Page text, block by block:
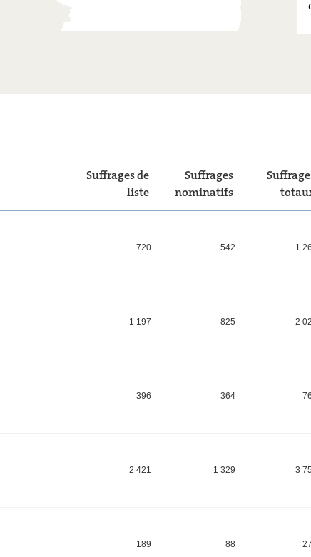
Suffrages de
liste
Suffrages
nominatifs
720 542 1
1 197 825 2
396 364
2 421 1 329 3
189 88